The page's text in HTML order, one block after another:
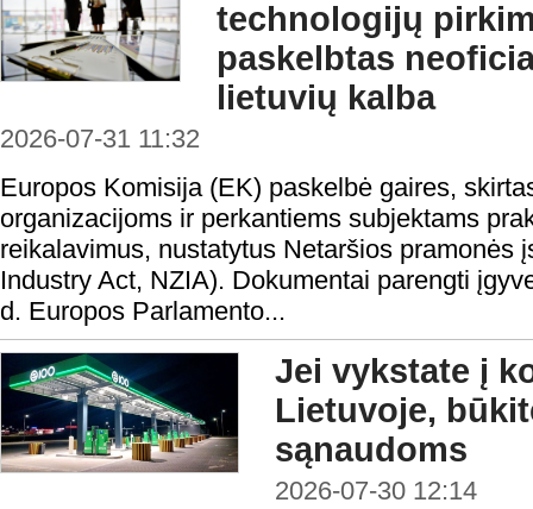
technologijų
paskelbtas
lietuvių kalba
2026-07-31 11:32
Europos Komisija (EK) paskelbė gaires,
organizacijoms ir perkantiems subjektams
reikalavimus, nustatytus Netaršios pramonės
Industry Act, NZIA). Dokumentai parengti
d. Europos Parlamento...
Jei vykstate į
Lietuvoje,
sąnaudoms
2026-07-30 12:14